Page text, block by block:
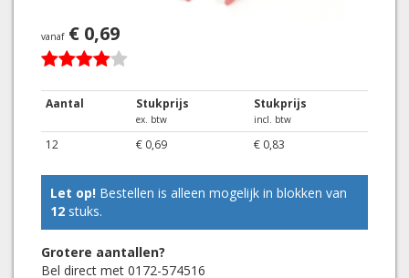
vanaf€ 0,69
Aantal Stukprijs
ex. btw
Stukprijs
incl. btw
12 € 0,69 € 0,83
Let op! Bestellen is alleen mogelijk in blokken van
12 stuks.
Grotere aantallen?
Bel direct met 0172-574516